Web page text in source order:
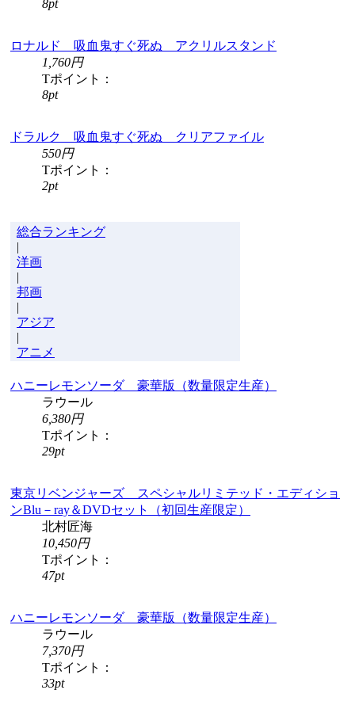
8pt
ロナルド 吸血鬼すぐ死ぬ アクリルスタンド
1,760円
Tポイント：
8pt
ドラルク 吸血鬼すぐ死ぬ クリアファイル
550円
Tポイント：
2pt
総合ランキング
|
洋画
|
邦画
|
アジア
|
アニメ
ハニーレモンソーダ 豪華版（数量限定生産）
ラウール
6,380円
Tポイント：
29pt
東京リベンジャーズ スペシャルリミテッド・エディショ
ンBlu－ray＆DVDセット（初回生産限定）
北村匠海
10,450円
Tポイント：
47pt
ハニーレモンソーダ 豪華版（数量限定生産）
ラウール
7,370円
Tポイント：
33pt